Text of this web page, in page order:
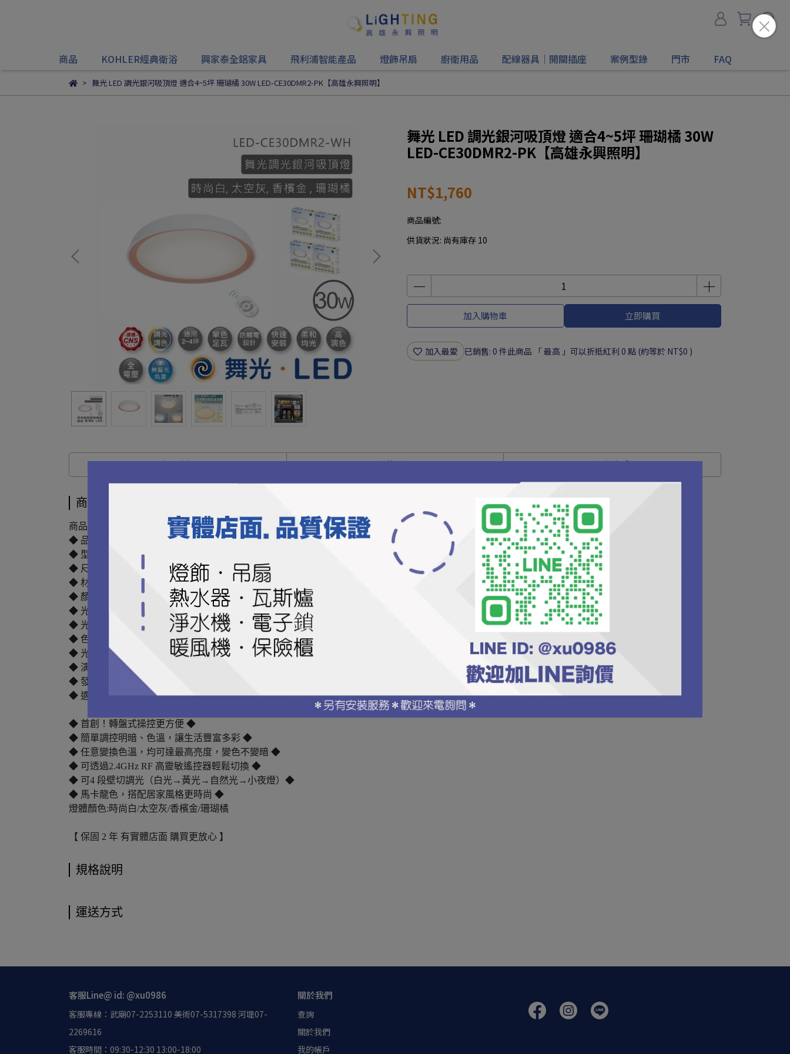
商品 KOHLER經典衛浴 興家泰全鋁家具 飛利浦智能產品 燈飾吊扇 廚衛用品 配線器具｜開關插座 案例型錄 門市 FAQ
舞光 LED 調光銀河吸頂燈 適合4~5坪 珊瑚橘 30W LED-CE30DMR2-PK【高雄永興照明】
舞光 LED 調光銀河吸頂燈 適合4~5坪 珊瑚橘 30W
LED-CE30DMR2-PK【高雄永興照明】
NT$1,760
商品編號:
供貨狀況: 尚有庫存 10
加入購物車 立即購買
加入最愛 已銷售: 0 件此商品 「 最高 」可以折抵紅利 0 點 (約等於 NT$0 )
商品介紹 規格說明 運送方式
商品介紹
商品描述
◆ 品名 : LED 30W銀河系列智慧搖控壁切吸頂燈|現代風|簡約風流行燈飾
◆ 型號 : 珊瑚橘 LED-CE30DMR2-PK
◆ 尺寸 : Φ399xH120mm
◆ 材質 : 烤漆鐵底版+PMMA擴散罩+PC防觸電罩+ABS邊框
◆ 顏色 : 珊瑚橘
◆ 光源規格 : 100v~240v全電壓
◆ 光源瓦數：1W~30W
◆ 色溫：3000K~6500K
◆ 光通量：2-2100LM
◆ 演色性:80
◆ 發光角:160度
◆ 適用4-5坪◆
◆ 首創！轉盤式操控更方便 ◆
◆ 簡單調控明暗、色溫，讓生活豐富多彩 ◆
◆ 任意變換色溫，均可達最高亮度，變色不變暗 ◆
◆ 可透過2.4GHz RF 高靈敏遙控器輕鬆切換 ◆
◆ 可4 段壁切調光（白光→黃光→自然光→小夜燈）◆
◆ 馬卡龍色，搭配居家風格更時尚 ◆
燈體顏色:時尚白/太空灰/香檳金/珊瑚橘
【 保固 2 年 有實體店面 購買更放心 】
規格說明
運送方式
客服Line@ id: @xu0986
客服專線：武廟07-2253110 美術07-5317398 河堤07-
2269616
客服時間：09:30-12:30 13:00-18:00
關於我們
查詢
關於我們
我的帳戶